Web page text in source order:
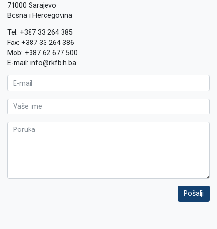
71000 Sarajevo
Bosna i Hercegovina
Tel: +387 33 264 385
Fax: +387 33 264 386
Mob: +387 62 677 500
E-mail: info@rkfbih.ba
Pošalji